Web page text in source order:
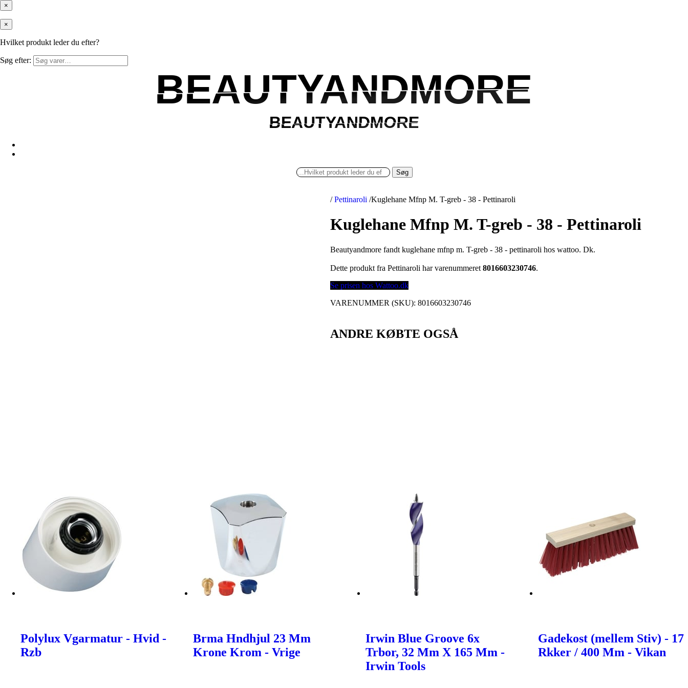
×
×
Hvilket produkt leder du efter?
Søg efter:
BEAUTYANDMORE
BEAUTYANDMORE
BEAUTYANDMORE
BEAUTYANDMORE
Søg
/ Pettinaroli /Kuglehane Mfnp M. T-greb - 38 - Pettinaroli
Kuglehane Mfnp M. T-greb - 38 - Pettinaroli
Beautyandmore fandt kuglehane mfnp m. T-greb - 38 - pettinaroli hos wattoo. Dk.
Dette produkt fra Pettinaroli har varenummeret8016603230746.
Se prisen hos Wattoo.dk
VARENUMMER (SKU):8016603230746
ANDRE KØBTE OGSÅ
Polylux Vgarmatur - Hvid -
Rzb
Brma Hndhjul 23 Mm
Krone Krom - Vrige
Irwin Blue Groove 6x
Trbor, 32 Mm X 165 Mm -
Irwin Tools
Gadekost (mellem Stiv) - 17
Rkker / 400 Mm - Vikan